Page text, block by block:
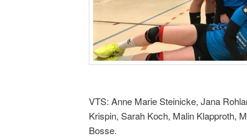
VTS: Anne Marie Steinicke, Jana
Krispin, Sarah Koch, Malin Klapproth,
Bosse.